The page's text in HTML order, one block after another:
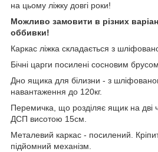
на цьому ліжку довгі роки!
Можливо замовити в різних
оббивки!
Каркас ліжка складається з
Бічні царги посилені сосновим
Дно ящика для білизни - з
навантаження до 120кг.
Перемичка, що розділяє ящик на дві
ДСП висотою 15см.
Металевий каркас - посилений.
підйомний механізм.